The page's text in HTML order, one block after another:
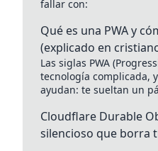
fallar con:
Qué es una PWA y
(explicado en
Las siglas PWA
tecnología complicada,
ayudan: te sueltan un
Cloudflare Durable
silencioso que borra